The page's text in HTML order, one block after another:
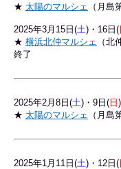
★ 太陽のマルシェ （月島
2025年3月15日(土)・16日(
★ 横浜北仲マルシェ
（
終了
2025年2 月8日(土)・9日( 日
★ 太陽のマルシェ （月島
2025年1 月11日(土)・12日(